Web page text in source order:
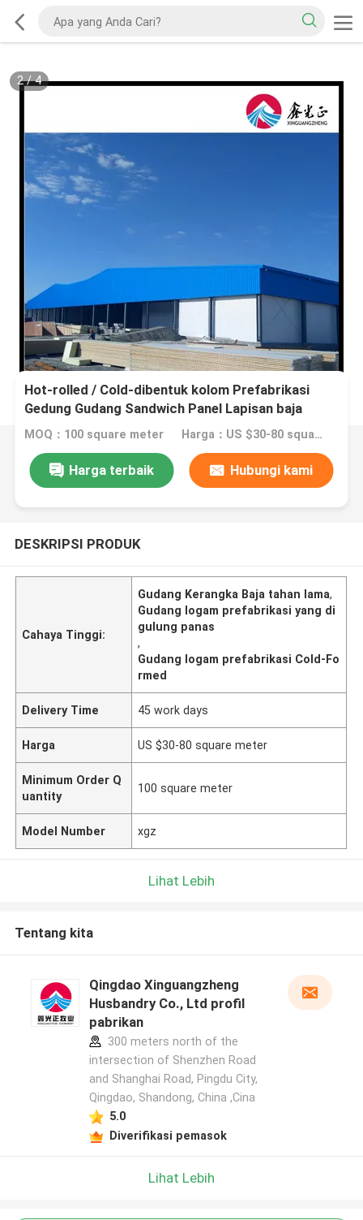
2/4
Hot-rolled / Cold-dibentuk kolom Prefabrikasi
Gedung Gudang Sandwich Panel Lapisan baja
Lapisan untuk konstruksi yang tahan lama
MOQ：100 square meter Harga：US $30-80 square meter
Harga terbaik Hubungi kami
DESKRIPSI PRODUK
Cahaya Tinggi:
Gudang Kerangka Baja tahan lama,
Gudang logam prefabrikasi yang di
gulung panas
,
Gudang logam prefabrikasi Cold-Fo
rmed
Delivery Time 45 work days
Harga US $30-80 square meter
Minimum Order Q
uantity
100 square meter
Model Number xgz
Lihat Lebih
Tentang kita
Qingdao Xinguangzheng
Husbandry Co., Ltd profil
pabrikan
300 meters north of the
intersection of Shenzhen Road
and Shanghai Road, Pingdu City,
Qingdao, Shandong, China ,Cina
5.0
Diverifikasi pemasok
Lihat Lebih